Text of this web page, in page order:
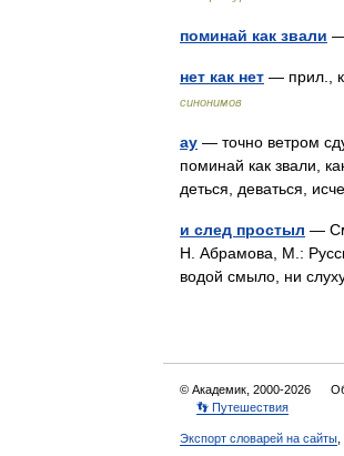
поминай как звали
нет как нет — прил.,
синонимов
ау — точно ветром
поминай как звали,
деться, деваться,
и след простыл —
Н. Абрамова, М.:
водой смыло, ни
© Академик, 2000-2026
👣 Путешествия
Экспорт словарей на сайты